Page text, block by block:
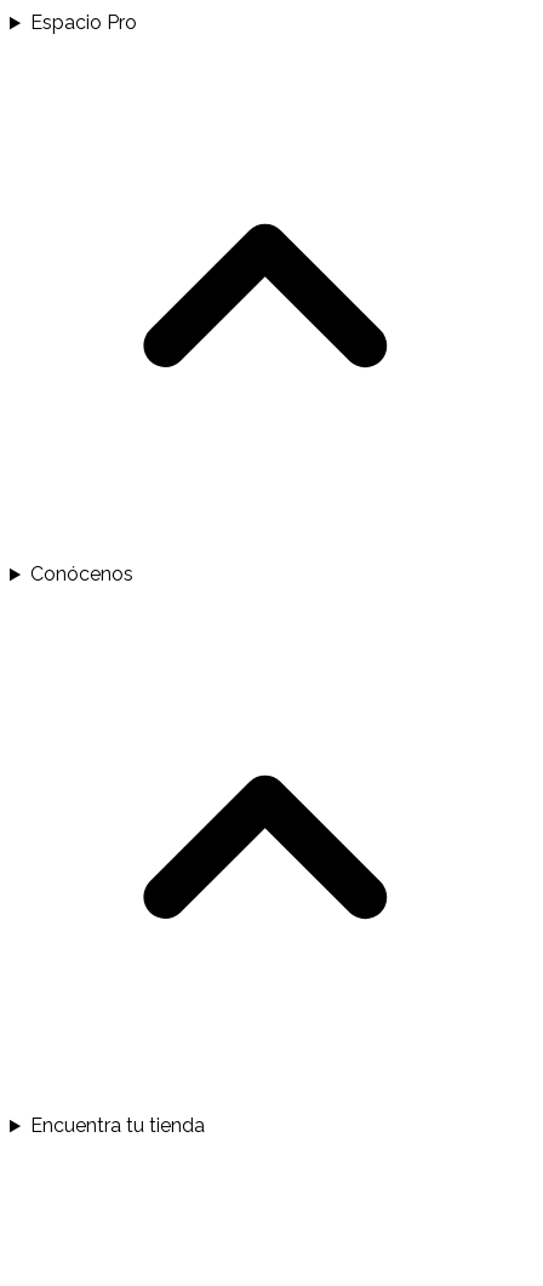
Espacio Pro
Conócenos
Encuentra tu tienda